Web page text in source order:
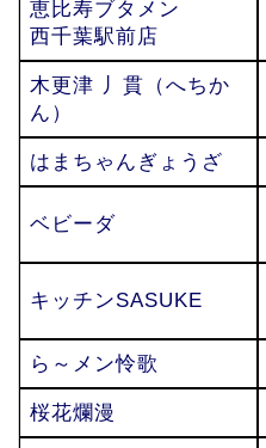
恵比寿ブタメン
西千葉駅前店
木更津 丿貫（へちか
ん）
はまちゃんぎょうざ
ベビーダ
キッチンSASUKE
ら～メン怜歌
桜花爛漫